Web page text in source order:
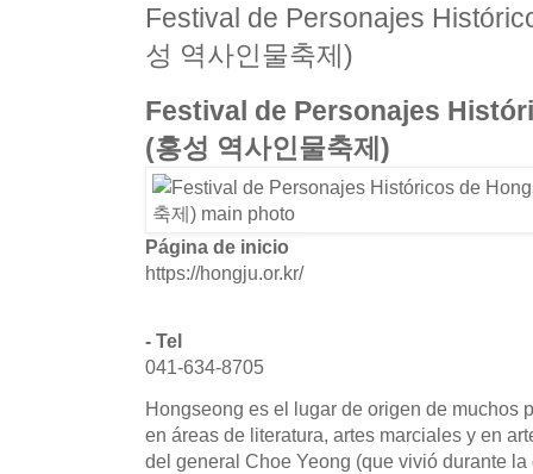
Festival de Personajes
성 역사인물축제)
Festival de Personajes
(홍성 역사인물축제)
Página de inicio
https://hongju.or.kr/
- Tel
041-634-8705
Hongseong es el lugar de origen de muchos
en áreas de literatura, artes marciales y en
del general Choe Yeong (que vivió durante